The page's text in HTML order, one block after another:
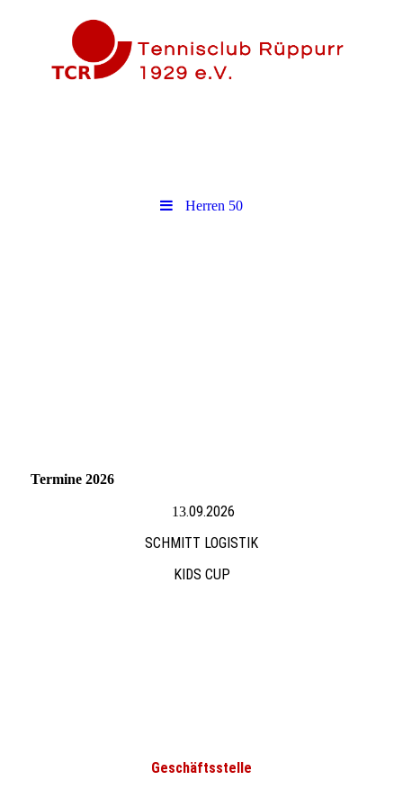
Herren 50
Termine 2026
13.09.2026
SCHMITT LOGISTIK
KIDS CUP
Geschäftsstelle